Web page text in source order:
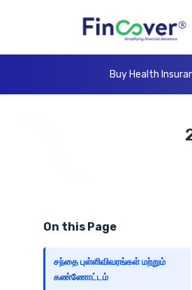
Buy Health
On this Page
சந்தை புள்ளிவிவரங்கள் மற்றும்
கண்ணோட்டம்